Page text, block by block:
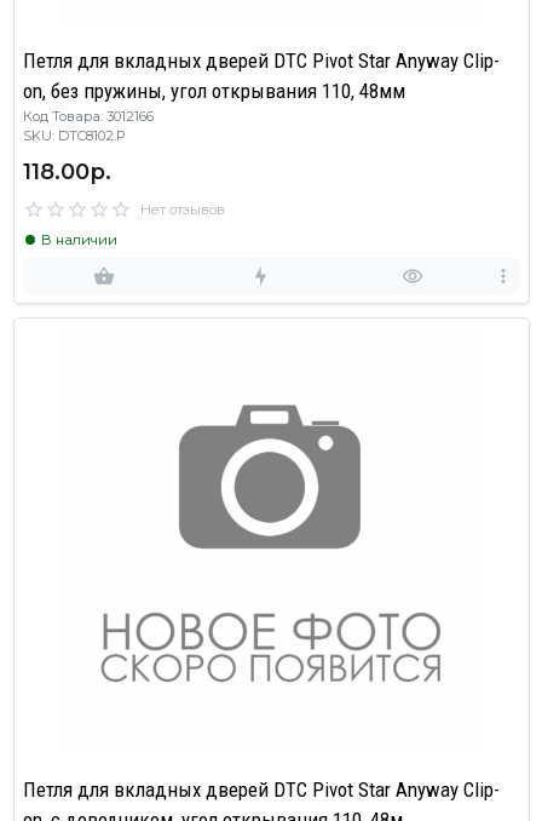
Петля для вкладных дверей DTC Pivot Star Anyway Clip-
on, без пружины, угол открывания 110, 48мм
Код Товара: 3012166
SKU: DTC8102.P
118.00р.
Нет отзывов
В наличии
Петля для вкладных дверей DTC Pivot Star Anyway Clip-